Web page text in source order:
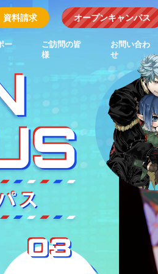
資料請求 オープンキャンパス
ー
ご訪問の皆
様
お問い合わ
せ